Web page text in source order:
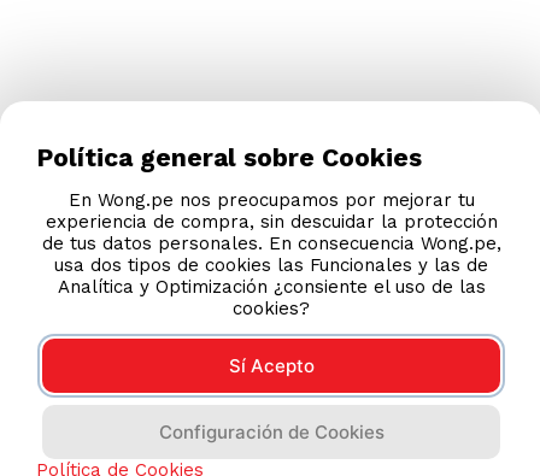
Política general sobre Cookies
En Wong.pe nos preocupamos por mejorar tu
experiencia de compra, sin descuidar la protección
de tus datos personales. En consecuencia Wong.pe,
usa dos tipos de cookies las Funcionales y las de
Analítica y Optimización ¿consiente el uso de las
cookies?
Sí Acepto
Configuración de Cookies
Política de Cookies